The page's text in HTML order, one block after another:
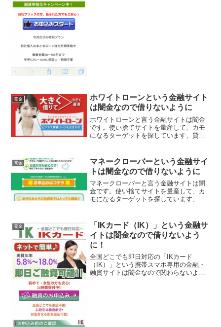
闇金
ホワイトローンという金融サイト
は闇金なので借りないように
ホワイトローンと言う金融サイトは闇金
です。使い捨てサイトを量産して、カモ
になるターゲットを探しています、貸金
法業者なので、絶対に申し込まないよう
にしてください。今現在金...
闇金
マネークローバーという金融サイ
トは闇金なので借りないように
マネークローバーと言う金融サイトは闇
金です。使い捨てサイトを量産して、カ
モになるターゲットを探しています、貸
違法業者なので、絶対に申し込まないよ
うにしてください。今現在...
闇金
「IKカード（IK）」という金融サ
イトは闇金なので借りないよう
に！
全国どこでも即日対応の「IKカード
（IK）」という携帯スマホ専用の金融・
融資サイトは闇金なので関わらないよう